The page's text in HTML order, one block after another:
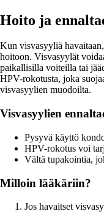
Hoito ja
Kun visvasyyliä
hoitoon. Visvasyylät
paikallisilla voiteilla tai
HPV-rokotusta, joka
visvasyylien muodoilta.
Visvasyylien
Pysyvä käyttö
HPV-rokotus voi
Vältä tupakointia,
Milloin lääkäriin?
Jos havaitset